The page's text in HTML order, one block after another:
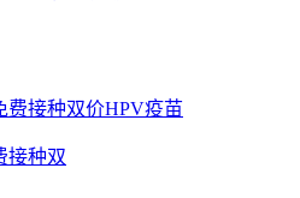
接种双